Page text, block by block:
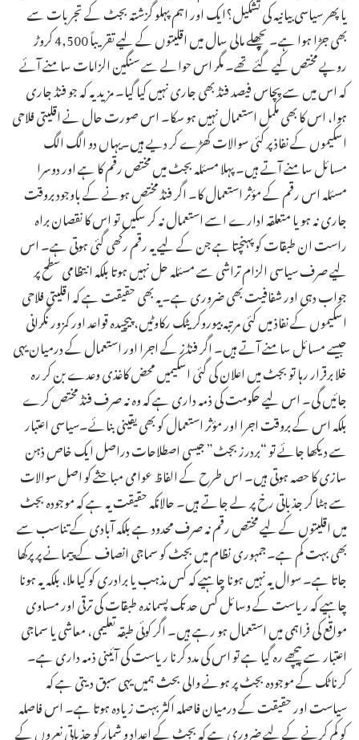
یا پھر سیاسی بیانیہ کی تشکیل؟ایک اور اہم پہلو گزشتہ بجٹ کے تجربات سے
بھی جڑا ہوا ہے۔ پچھلے مالی سال میں اقلیتوں کے لیے تقریباً 4,500 کروڑ
روپے مختص کیے گئے تھے۔ مگر اس حوالے سے سنگین الزامات سامنے آئے
کہ اس میں سے پچاس فیصد فنڈ بھی جاری نہیں کیا گیا۔ مزید یہ کہ جو فنڈ جاری
ہوا، اس کا بھی مکمل استعمال نہیں ہو سکا۔ اس صورت حال نے اقلیتی فلاحی
اسکیموں کے نفاذ پر کئی سوالات کھڑے کر دیے ہیں۔یہاں دو الگ الگ
مسائل سامنے آتے ہیں۔ پہلا مسئلہ بجٹ میں مختص رقم کا ہے اور دوسرا
مسئلہ اس رقم کے مؤثر استعمال کا۔ اگر فنڈ مختص ہونے کے باوجود بروقت
جاری نہ ہو یا متعلقہ ادارے اسے استعمال نہ کر سکیں تو اس کا نقصان براہ
راست ان طبقات کو پہنچتا ہے جن کے لیے یہ رقم رکھی گئی ہوتی ہے۔ اس
لیے صرف سیاسی الزام تراشی سے مسئلہ حل نہیں ہوتا بلکہ انتظامی سطح پر
جواب دہی اور شفافیت بھی ضروری ہے۔یہ بھی حقیقت ہے کہ اقلیتی فلاحی
اسکیموں کے نفاذ میں کئی مرتبہ بیوروکریٹک رکاوٹیں، پیچیدہ قواعد اور کمزور نگرانی
جیسے مسائل سامنے آتے ہیں۔ اگر فنڈز کے اجرا اور استعمال کے درمیان یہی
خلا برقرار رہا تو بجٹ میں اعلان کی گئی اسکیمیں محض کاغذی وعدے بن کر رہ
جائیں گی۔ اس لیے حکومت کی ذمہ داری ہے کہ وہ نہ صرف فنڈ مختص کرے
بلکہ اس کے بروقت اجرا اور مؤثر استعمال کو بھی یقینی بنائے۔سیاسی اعتبار
سے دیکھا جائے تو “بردرز بجٹ” جیسی اصطلاحات دراصل ایک خاص ذہن
سازی کا حصہ ہوتی ہیں۔ اس طرح کے الفاظ عوامی مباحثے کو اصل سوالات
سے ہٹا کر جذباتی رخ پر لے جاتے ہیں۔ حالانکہ حقیقت یہ ہے کہ موجودہ بجٹ
میں اقلیتوں کے لیے مختص رقم نہ صرف محدود ہے بلکہ آبادی کے تناسب سے
بھی بہت کم ہے۔جمہوری نظام میں بجٹ کو سماجی انصاف کے پیمانے پر پرکھا
جاتا ہے۔ سوال یہ نہیں ہونا چاہیے کہ کس مذہب یا برادری کو کیا ملا، بلکہ یہ ہونا
چاہیے کہ ریاست کے وسائل کس حد تک پسماندہ طبقات کی ترقی اور مساوی
مواقع کی فراہمی میں استعمال ہو رہے ہیں۔ اگر کوئی طبقہ تعلیمی، معاشی یا سماجی
اعتبار سے پیچھے رہ گیا ہے تو اس کی مدد کرنا ریاست کی آئینی ذمہ داری ہے۔
کرناٹک کے موجودہ بجٹ پر ہونے والی بحث ہمیں یہی سبق دیتی ہے کہ
سیاست اور حقیقت کے درمیان فاصلہ اکثر بہت زیادہ ہوتا ہے۔ اس فاصلہ
کو کم کرنے کے لیے ضروری ہے کہ بجٹ کے اعداد و شمار کو جذباتی نعروں کے